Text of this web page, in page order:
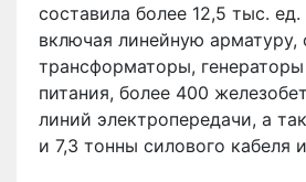
составила более 12,5 тыс.
включая линейную арматуру,
трансформаторы, генераторы
питания, более 400
линий электропередачи, а
и 7,3 тонны силового кабеля